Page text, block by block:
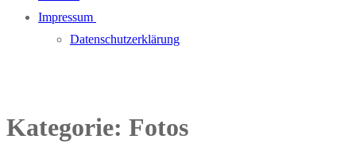
Impressum
Datenschutzerklärung
Kategorie: Fotos